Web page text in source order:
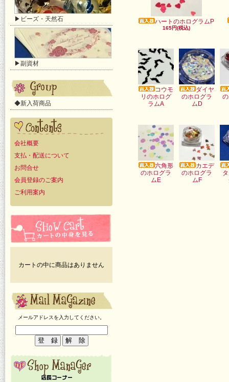
▶ビーズ・天然石
▶副資材
◆新入荷商品
会社概要
支払・配送について
お問合せ
会員登録のご案内
ご利用案内
カートの中に商品はありません
メールアドレスを入力してください。
ハートのホログラムP
165円(税込)
コウモ
リのホログ
ラムA
ダイヤ
のホログラ
ムD
六角形
のホログラ
ムE
カエデ
のホログラ
ムF